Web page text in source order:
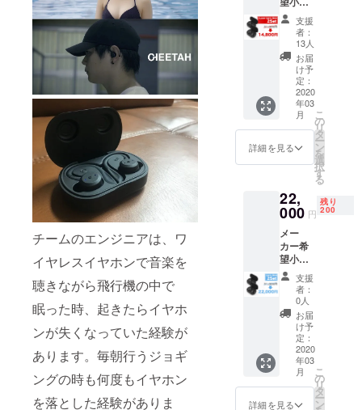
チームのエンジニアは、ワ
イヤレスイヤホンで音楽を
聴きながら飛行機の中で
眠った時、起きたらイヤホ
ンが失くなっていた経験が
あります。毎朝行うジョギ
ングの時も何度もイヤホン
を落とした経験がありま
もあります
が、そこに
は様々なリ
スクやハー
ドルが必ず
存在しま
す。私たち
は、これを
乗り越え
「実現」を
日々邁進し
ておりま
「ZITSUGE
N」は、今後
もファンタ
スティック
なプロダク
トを日本に
広めていき
ド 1組)
ワイヤ
レス充
電ケー
ス 取扱
説明書
(日本語)
ディー
プレッ
ド1組)
イヤー
チップ
(マット
ブラッ
ク大 1
組、
マット
ブラッ
プレッ
ド大 1
ディー
プレッ
ド 1組)
ワイヤ
レス充
電ケー
ス 取扱
説明書
(日本語)
価格
31,000
円(税
込)→14,
800円
(税込,送
料込)
【内容
物】
CHEET
AH イヤ
ホン 2
フック
4組
(マット
ブラッ
ク2組、
ディー
プレッ
ド2組)
イヤー
チップ
(マット
ブラッ
ク大 2
組、
マット
ブラッ
支援
者：
13人
お届
け予
定：
2020
年03
月
詳細を見る
こ
の
リ
タ
ー
ン
を
選
択
す
る
22,
000 円
残り
200
メー
カー希
望小売
価格
31,000
円(税
込)→22,
000円
(税込,送
料込)
【内容
物】
CHEET
AH イヤ
支援
者：
0人
お届
け予
定：
2020
年03
月
詳細を見る
こ
の
リ
タ
ー
ン